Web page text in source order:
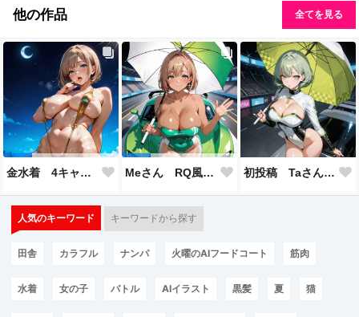
他の作品 全てを見る
金水着 4キャラ分 スリングショット水着 Mちゃん Rさん Eさん Tさん Meさん RQ風衣装 褐色娘 初投稿 Taさん RQ風衣装
人気のキーワード キーワードから探す
田舎 カラフル ナンパ 火曜のAIフードコート 筋肉
水着 女の子 バトル AIイラスト 黒髪 夏 猫